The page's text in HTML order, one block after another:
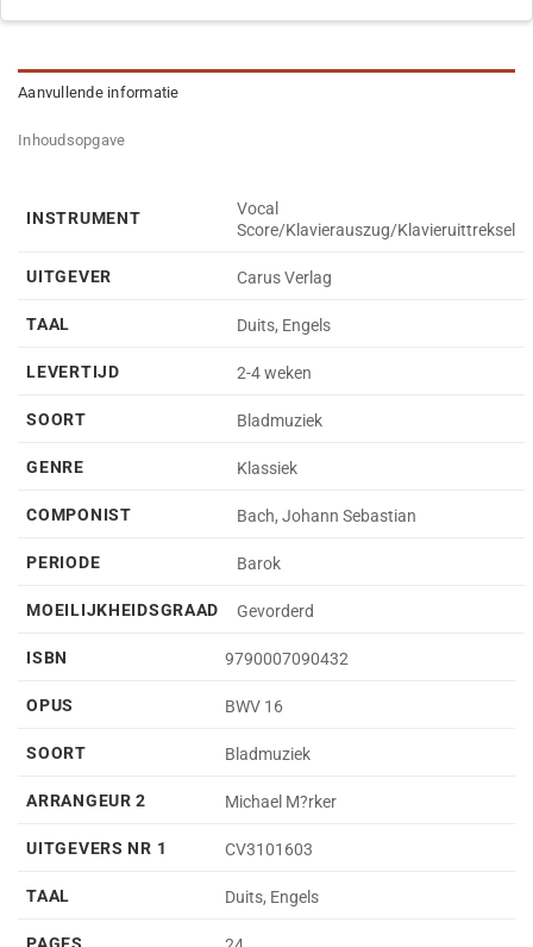
Aanvullende informatie
Inhoudsopgave
INSTRUMENT
Vocal
Score/Klavierauszug/Klavieruittreksel
UITGEVER Carus Verlag
TAAL Duits, Engels
LEVERTIJD 2-4 weken
SOORT Bladmuziek
GENRE Klassiek
COMPONIST Bach, Johann Sebastian
PERIODE Barok
MOEILIJKHEIDSGRAAD Gevorderd
ISBN 9790007090432
OPUS BWV 16
SOORT Bladmuziek
ARRANGEUR 2 Michael M?rker
UITGEVERS NR 1 CV3101603
TAAL Duits, Engels